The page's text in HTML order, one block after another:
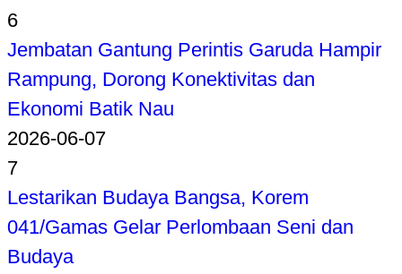
6
Jembatan Gantung Perintis Garuda Hampir
Rampung, Dorong Konektivitas dan
Ekonomi Batik Nau
2026-06-07
7
Lestarikan Budaya Bangsa, Korem
041/Gamas Gelar Perlombaan Seni dan
Budaya